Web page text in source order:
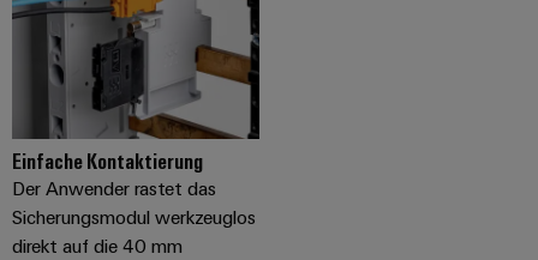
Einfache Kontaktierung
Der Anwender rastet das
Sicherungsmodul werkzeuglos
direkt auf die 40 mm